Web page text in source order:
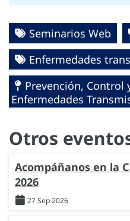
Seminarios Web
Enfermedades
Prevención, Control
Enfermedades
Otros
Acompáñanos en la
2026
27 Sep 2026